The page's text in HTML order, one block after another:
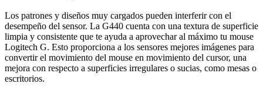
Los patrones y diseños muy cargados pueden interferir con el
desempeño del sensor. La G440 cuenta con una textura de superficie
limpia y consistente que te ayuda a aprovechar al máximo tu mouse
Logitech G. Esto proporciona a los sensores mejores imágenes para
convertir el movimiento del mouse en movimiento del cursor, una
mejora con respecto a superficies irregulares o sucias, como mesas o
escritorios.